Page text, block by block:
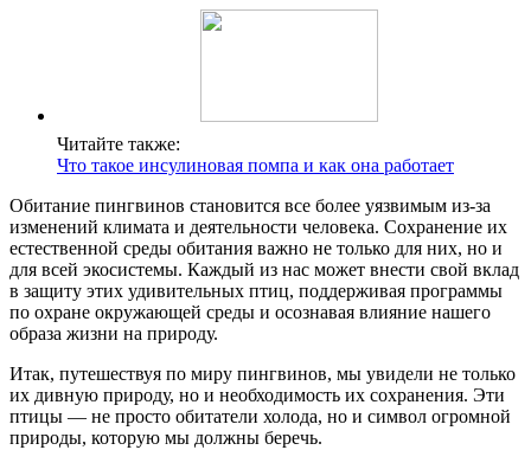
Читайте также:
Что такое инсулиновая помпа и как она работает
Обитание пингвинов становится все более уязвимым из-за
изменений климата и деятельности человека. Сохранение их
естественной среды обитания важно не только для них, но и
для всей экосистемы. Каждый из нас может внести свой вклад
в защиту этих удивительных птиц, поддерживая программы
по охране окружающей среды и осознавая влияние нашего
образа жизни на природу.
Итак, путешествуя по миру пингвинов, мы увидели не только
их дивную природу, но и необходимость их сохранения. Эти
птицы — не просто обитатели холода, но и символ огромной
природы, которую мы должны беречь.